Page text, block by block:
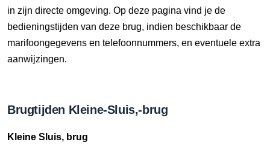
in zijn directe omgeving. Op deze pagina vind je de
bedieningstijden van deze brug, indien beschikbaar de
marifoongegevens en telefoonnummers, en eventuele extra
aanwijzingen.
Brugtijden Kleine-Sluis,-brug
Kleine Sluis, brug